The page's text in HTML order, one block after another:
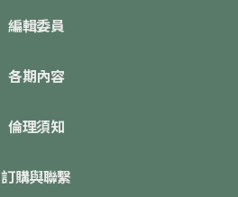
編輯委員
各期內容
倫理須知
訂購與聯繫